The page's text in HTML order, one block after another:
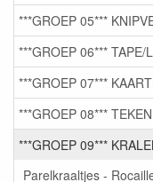
***GROEP 05***
***GROEP 06***
***GROEP 07***
***GROEP 08***
***GROEP 09***
Parelkraaltjes -